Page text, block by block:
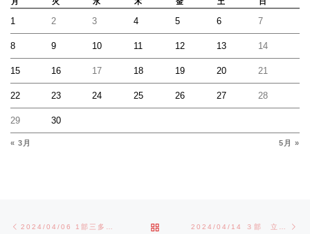
« 3月 5月 »
1 2 3 4 5 6 7
8 9 10 11 12 13 14
15 16 17 18 19 20 21
22 23 24 25 26 27 28
29 30
Post navigation BACK TO POST LIST